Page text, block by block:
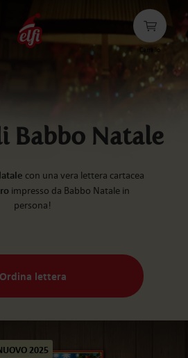
Carrello
Babbo Natale
con una vera lettera cartacea
impresso da Babbo Natale in
persona!
Ordina lettera
2025